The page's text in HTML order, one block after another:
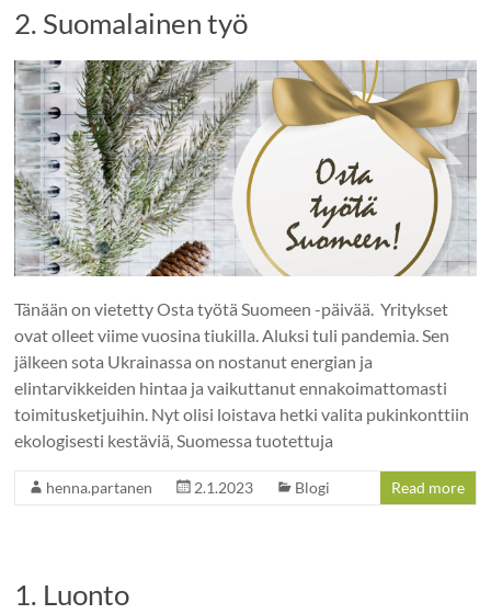
2. Suomalainen työ
Tänään on vietetty Osta työtä Suomeen -päivää. Yritykset
ovat olleet viime vuosina tiukilla. Aluksi tuli pandemia. Sen
jälkeen sota Ukrainassa on nostanut energian ja
elintarvikkeiden hintaa ja vaikuttanut ennakoimattomasti
toimitusketjuihin. Nyt olisi loistava hetki valita pukinkonttiin
ekologisesti kestäviä, Suomessa tuotettuja
henna.partanen 2.1.2023 Blogi Read more
1. Luonto